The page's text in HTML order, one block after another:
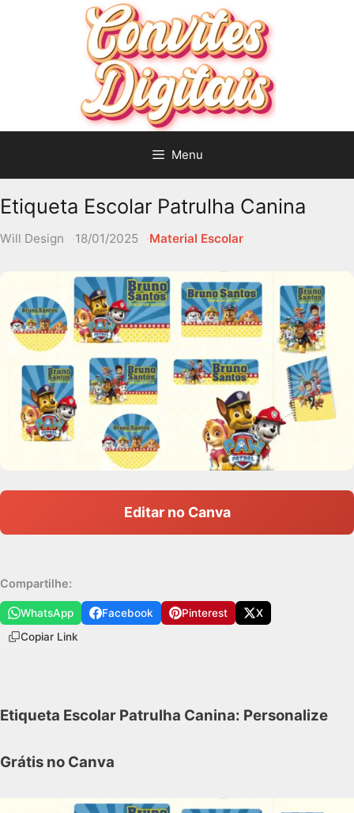
Menu
Etiqueta Escolar Patrulha Canina
Will Design 18/01/2025 Material Escolar
Editar no Canva
Compartilhe:
WhatsApp Facebook Pinterest
X
Copiar Link
Etiqueta Escolar Patrulha Canina: Personalize
Grátis no Canva